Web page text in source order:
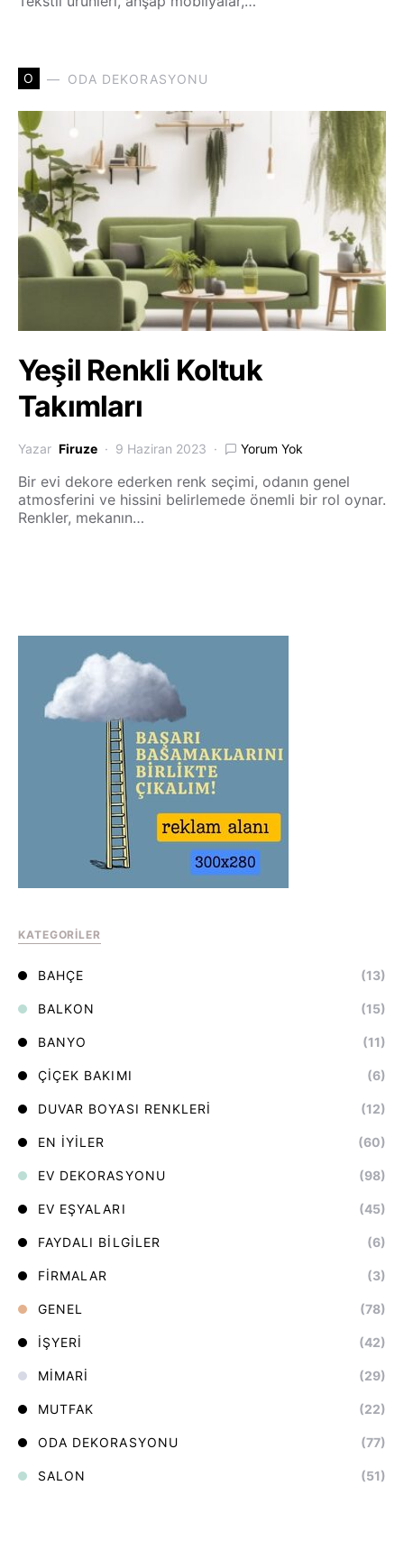
O ODA DEKORASYONU
Yeşil Renkli Koltuk
Takımları
Yazar Firuze 9 Haziran 2023 Yorum Yok
Bir evi dekore ederken renk seçimi, odanın genel
atmosferini ve hissini belirlemede önemli bir rol oynar.
Renkler, mekanın…
KATEGORILER
BAHÇE (13)
BALKON (15)
BANYO (11)
ÇIÇEK BAKIMI (6)
DUVAR BOYASI RENKLERI (12)
EN İYILER (60)
EV DEKORASYONU (98)
EV EŞYALARI (45)
FAYDALI BILGILER (6)
FIRMALAR (3)
GENEL (78)
İŞYERI (42)
MIMARI (29)
MUTFAK (22)
ODA DEKORASYONU (77)
SALON (51)